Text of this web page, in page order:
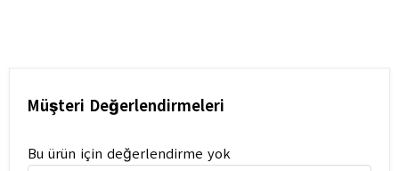
Müşteri Değerlendirmeleri
Bu ürün için değerlendirme yok